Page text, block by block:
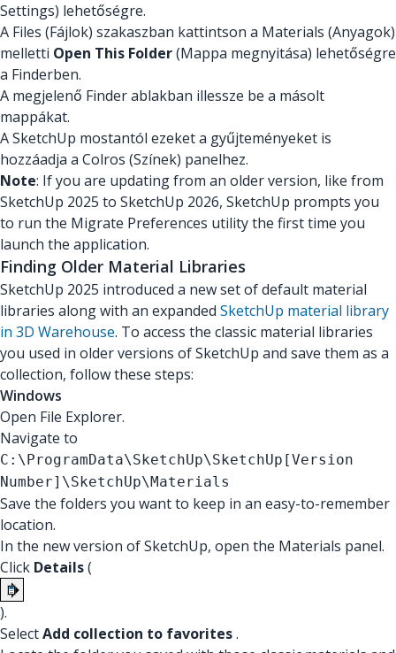
Settings) lehetőségre.
A Files (Fájlok) szakaszban kattintson a Materials (Anyagok)
melletti Open This Folder(Mappa megnyitása) lehetőségre
a Finderben.
A megjelenő Finder ablakban illessze be a másolt
mappákat.
A SketchUp mostantól ezeket a gyűjteményeket is
hozzáadja a Colros (Színek) panelhez.
Note: If you are updating from an older version, like from
SketchUp 2025 to SketchUp 2026, SketchUp prompts you
to run the Migrate Preferences utility the first time you
launch the application.
Finding Older Material Libraries
SketchUp 2025 introduced a new set of default material
libraries along with an expanded SketchUp material library
in 3D Warehouse. To access the classic material libraries
you used in older versions of SketchUp and save them as a
collection, follow these steps:
Windows
Open File Explorer.
Navigate to
C:\ProgramData\SketchUp\SketchUp[Version
Number]\SketchUp\Materials
Save the folders you want to keep in an easy-to-remember
location.
In the new version of SketchUp, open the Materials panel.
Click Details(
).
SelectAdd collection to favorites.